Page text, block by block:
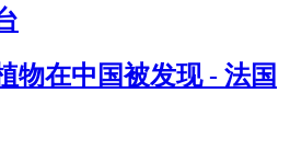
物在中国被发现 - 法国